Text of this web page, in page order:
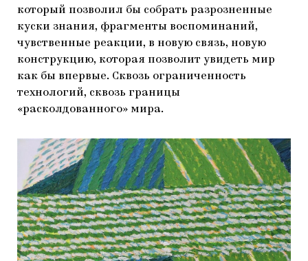
который позволил бы собрать разрозненные
куски знания, фрагменты воспоминаний,
чувственные реакции, в новую связь, новую
конструкцию, которая позволит увидеть мир
как бы впервые. Сквозь ограниченность
технологий, сквозь границы
«расколдованного» мира.